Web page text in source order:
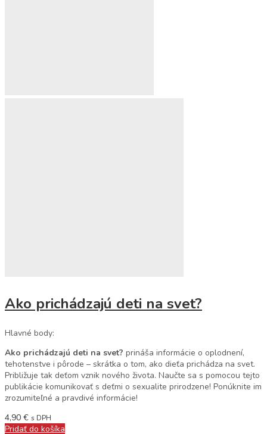
Ako prichádzajú deti na svet?
Hlavné body:
Ako prichádzajú deti na svet? prináša informácie o oplodnení,
tehotenstve i pôrode – skrátka o tom, ako dieťa prichádza na svet.
Približuje tak deťom vznik nového života. Naučte sa s pomocou tejto
publikácie komunikovať s deťmi o sexualite prirodzene! Ponúknite im
zrozumiteľné a pravdivé informácie!
4,90 € s DPH
Pridať do košíka